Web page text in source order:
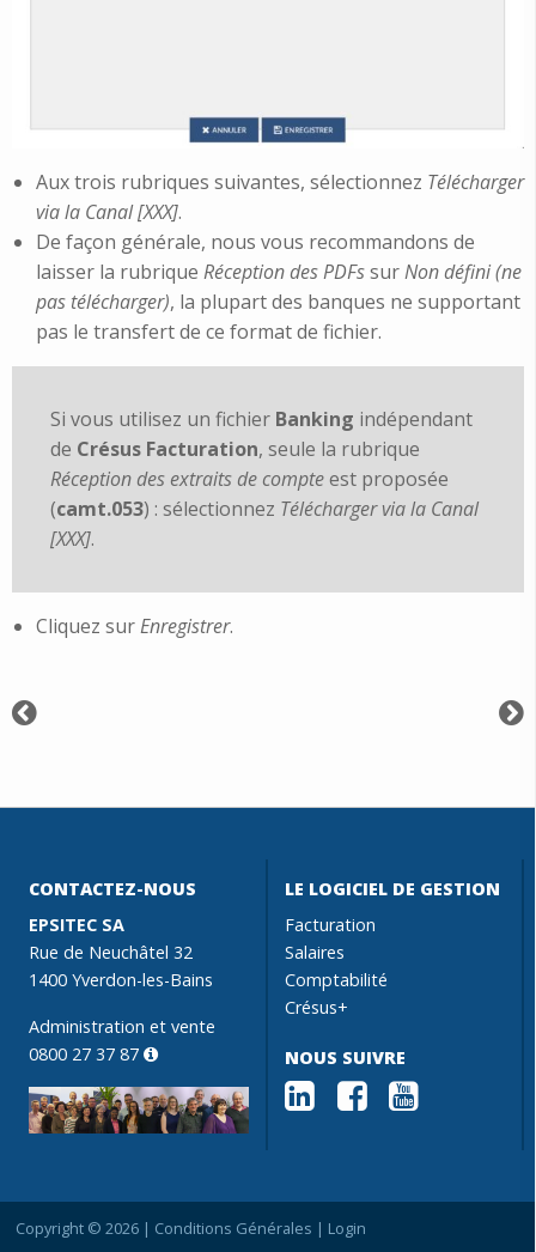
Aux trois rubriques suivantes, sélectionnez Télécharger
via la Canal [XXX].
De façon générale, nous vous recommandons de
laisser la rubrique Réception des PDFssurNon défini (ne
pas télécharger), la plupart des banques ne supportant
pas le transfert de ce format de fichier.
Si vous utilisez un fichier Banking indépendant
de Crésus Facturation, seule la rubrique
Réception des extraits de compteest proposée
(camt.053) : sélectionnez Télécharger via la Canal
[XXX].
Cliquez surEnregistrer.
CONTACTEZ-NOUS
EPSITEC SA
Rue de Neuchâtel 32
1400 Yverdon-les-Bains
Administration et vente
0800 27 37 87
LE LOGICIEL DE GESTION
Facturation
Salaires
Comptabilité
Crésus+
NOUS SUIVRE
Copyright © 2026 | Conditions Générales | Login